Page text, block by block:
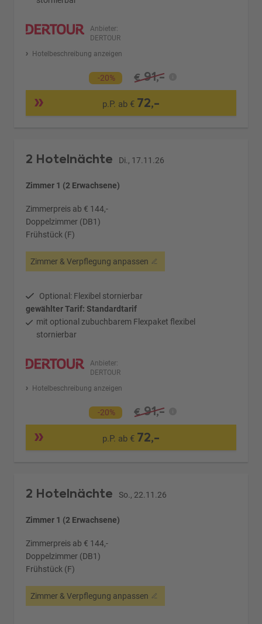
Anbieter:
DERTOUR
Hotelbeschreibung anzeigen
-20% € 91,-
p.P. ab € 72,-
2 Hotelnächte Di., 17.11.26
Zimmer 1 (2 Erwachsene)
Zimmerpreis ab € 144,-
Doppelzimmer (DB1)
Frühstück (F)
Zimmer & Verpflegung anpassen
Optional: Flexibel stornierbar
gewählter Tarif: Standardtarif
mit optional zubuchbarem Flexpaket flexibel
stornierbar
Anbieter:
DERTOUR
Hotelbeschreibung anzeigen
-20% € 91,-
p.P. ab € 72,-
2 Hotelnächte So., 22.11.26
Zimmer 1 (2 Erwachsene)
Zimmerpreis ab € 144,-
Doppelzimmer (DB1)
Frühstück (F)
Zimmer & Verpflegung anpassen